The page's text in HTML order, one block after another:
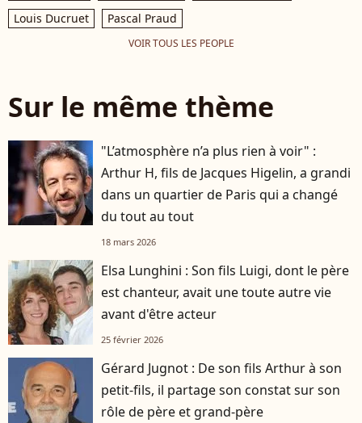
Louis Ducruet
Pascal Praud
VOIR TOUS LES PEOPLE
Sur le même thème
"L’atmosphère n’a plus rien à voir" :
Arthur H, fils de Jacques Higelin, a grandi
dans un quartier de Paris qui a changé
du tout au tout
18 mars 2026
Elsa Lunghini : Son fils Luigi, dont le père
est chanteur, avait une toute autre vie
avant d'être acteur
25 février 2026
Gérard Jugnot : De son fils Arthur à son
petit-fils, il partage son constat sur son
rôle de père et grand-père